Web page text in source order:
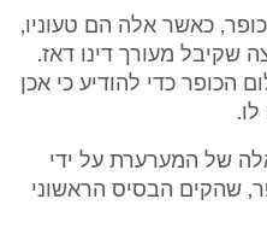
כאשר אלה הם טעוניו,
שקיבל מעורך דינו דאז.
הכופר כדי להודיע כי אכן
של המערערת על ידי
שהקים הבסיס הראשוני